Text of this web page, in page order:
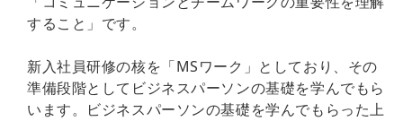
すること」です。
新入社員研修の核を「MSワーク」としており、その
準備段階としてビジネスパーソンの基礎を学んでもら
います。ビジネスパーソンの基礎を学んでもらった上